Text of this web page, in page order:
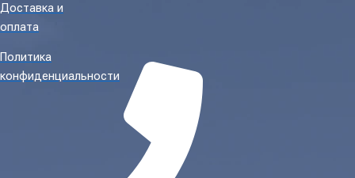
Доставка и
оплата
Политика
конфиденциальности